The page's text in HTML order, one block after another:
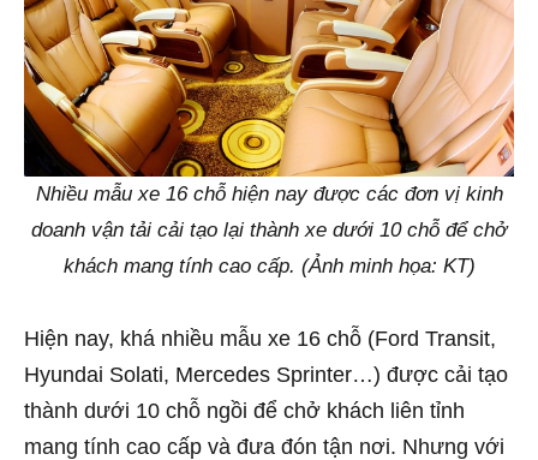
Nhiều mẫu xe 16 chỗ hiện nay được các đơn vị kinh
doanh vận tải cải tạo lại thành xe dưới 10 chỗ để chở
khách mang tính cao cấp. (Ảnh minh họa: KT)
Hiện nay, khá nhiều mẫu xe 16 chỗ (Ford Transit,
Hyundai Solati, Mercedes Sprinter…) được cải tạo
thành dưới 10 chỗ ngồi để chở khách liên tỉnh
mang tính cao cấp và đưa đón tận nơi. Nhưng với